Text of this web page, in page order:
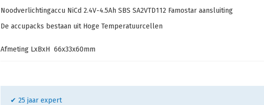
Noodverlichtingaccu NiCd 2.4V-4.5Ah SBS SA2VTD112 Famostar aansluiting
De accupacks bestaan uit Hoge Temperatuurcellen
Afmeting LxBxH 66x33x60mm
✔ 25 jaar expert